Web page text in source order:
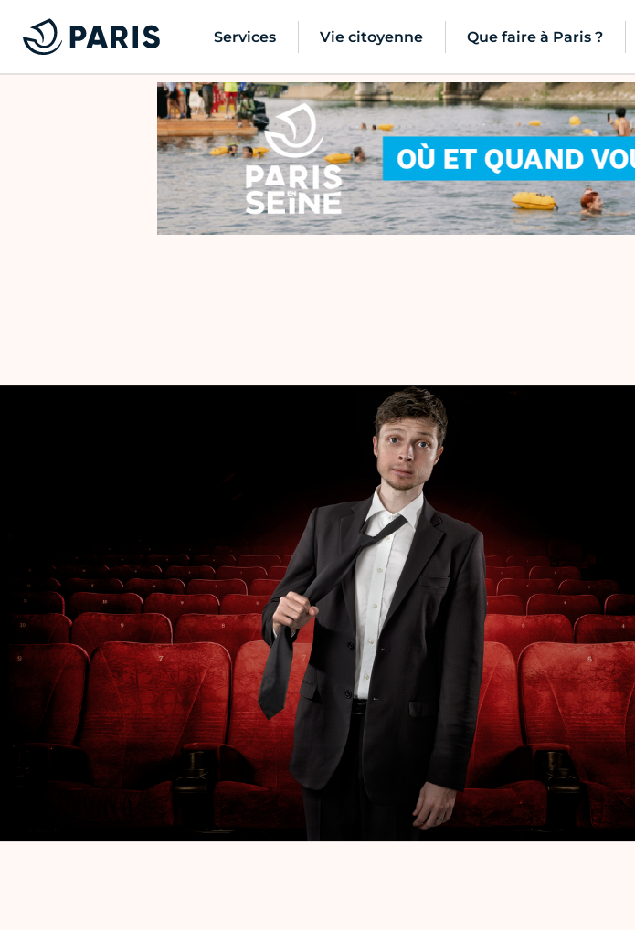
Services Vie citoyenne Que faire à Paris ?